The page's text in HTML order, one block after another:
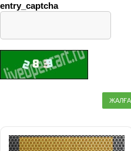
entry_captcha